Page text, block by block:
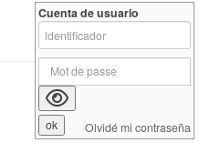
Cuenta de usuario
Olvidé mi contraseña